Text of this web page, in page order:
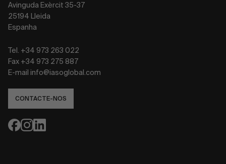
Avinguda Exèrcit 35-37
25194 Lleida
Espanha
Tel. +34 973 263 022
Fax +34 973 275 887
E-mail info@iasoglobal.com
CONTACTE-NOS